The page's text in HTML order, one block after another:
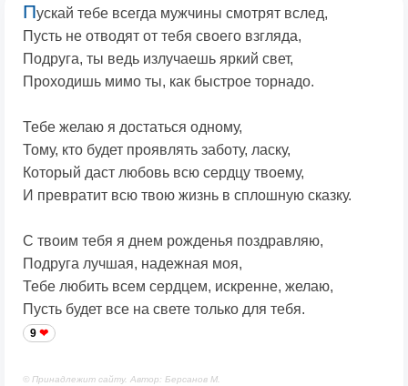
Пускай тебе всегда мужчины смотрят вслед,
Пусть не отводят от тебя своего взгляда,
Подруга, ты ведь излучаешь яркий свет,
Проходишь мимо ты, как быстрое торнадо.
Тебе желаю я достаться одному,
Тому, кто будет проявлять заботу, ласку,
Который даст любовь всю сердцу твоему,
И превратит всю твою жизнь в сплошную сказку.
С твоим тебя я днем рожденья поздравляю,
Подруга лучшая, надежная моя,
Тебе любить всем сердцем, искренне, желаю,
Пусть будет все на свете только для тебя.
9
© Принадлежит сайту. Автор: Берсанов М.